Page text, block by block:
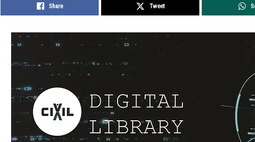
Share Tweet